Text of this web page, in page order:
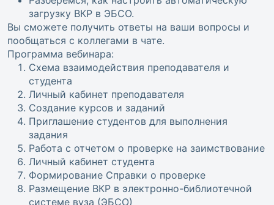
загрузку ВКР в ЭБСО.
Вы сможете получить ответы на ваши вопросы и
пообщаться с коллегами в чате.
Программа вебинара:
Схема взаимодействия преподавателя и
студента
Личный кабинет преподавателя
Создание курсов и заданий
Приглашение студентов для выполнения
задания
Работа с отчетом о проверке на заимствование
Личный кабинет студента
Формирование Справки о проверке
Размещение ВКР в электронно-библиотечной
системе вуза (ЭБСО)